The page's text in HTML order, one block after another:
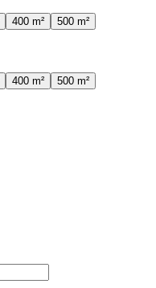
400 m² 500 m²
400 m² 500 m²